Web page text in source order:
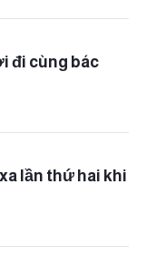
đi cùng bác
lần thứ hai khi